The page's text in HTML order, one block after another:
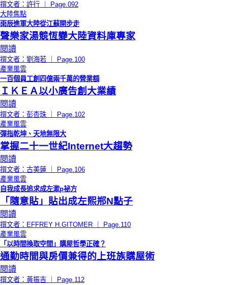
撰文者：許行 ｜ Page.092
大陸焦點
雨辰進軍大陸從江蘇開步走
聲樂家湯競恆變大陸資料庫專家
閱讀
撰文者：劉海若 ｜ Page.100
產業風雲
一百個員工創四億兩千萬的營業額
ＩＫＥＡ以小廣告創大業績
閱讀
撰文者：彭杏珠 ｜ Page.102
產業風雲
彈指乾坤、天地無限大
掌握二十一世紀Internet大趨勢
閱讀
撰文者：古美蓮 ｜ Page.106
產業風雲
自我成長追求成左漱p祕方
「隨意貼」貼出成左熙郱N點子
閱讀
撰文者：EFFREY H.GITOMER ｜ Page.110
產業風雲
「以時間換取空間」購屋哲學正確？
通勤時間與房價兼得的上班族購屋術
閱讀
撰文者：黃振吉 ｜ Page.112